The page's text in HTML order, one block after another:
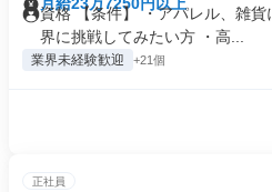
資格 【条件】 ・アパレル、雑
界に挑戦してみたい方 ・高...
業界未経験歓迎 +21個
正社員